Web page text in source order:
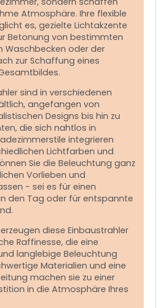
Atmosphäre. Ihre flexible
es, gezielte Lichtakzente
Betonung von bestimmten
Waschbecken oder der
zur Schaffung eines
sind in verschiedenen
angefangen von
Designs bis hin zu
die sich nahtlos in
integrieren
Lichtfarben und
Sie die Beleuchtung ganz
Vorlieben und
- sei es für einen
den Tag oder für entspannte
diese Einbaustrahler
Raffinesse, die eine
langlebige Beleuchtung
Materialien und eine
machen sie zu einer
in die Atmosphäre Ihres